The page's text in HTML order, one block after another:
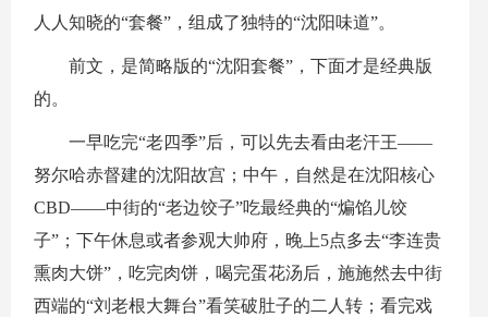
人人知晓的“套餐”，组成了独特的“沈阳味道”。
前文，是简略版的“沈阳套餐”，下面才是经典版
的。
一早吃完“老四季”后，可以先去看由老汗王——
努尔哈赤督建的沈阳故宫；中午，自然是在沈阳核心
CBD——中街的“老边饺子”吃最经典的“煸馅儿饺
子”；下午休息或者参观大帅府，晚上5点多去“李连贵
熏肉大饼”，吃完肉饼，喝完蛋花汤后，施施然去中街
西端的“刘老根大舞台”看笑破肚子的二人转；看完戏